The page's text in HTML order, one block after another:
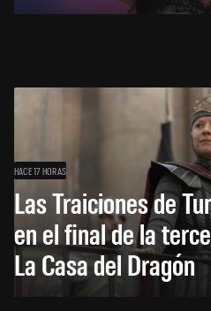
HACE 17 HORAS
Las Traiciones de
en el final de la
La Casa del Dragón